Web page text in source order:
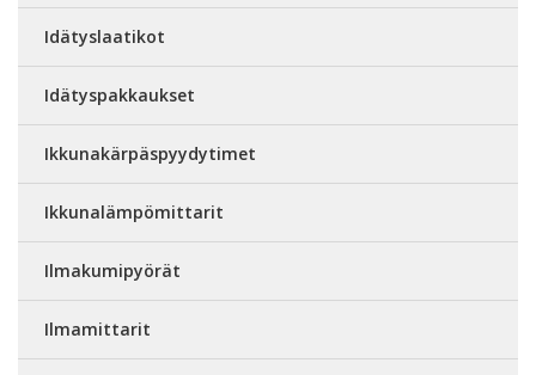
Idätyslaatikot
Idätyspakkaukset
Ikkunakärpäspyydytimet
Ikkunalämpömittarit
Ilmakumipyörät
Ilmamittarit